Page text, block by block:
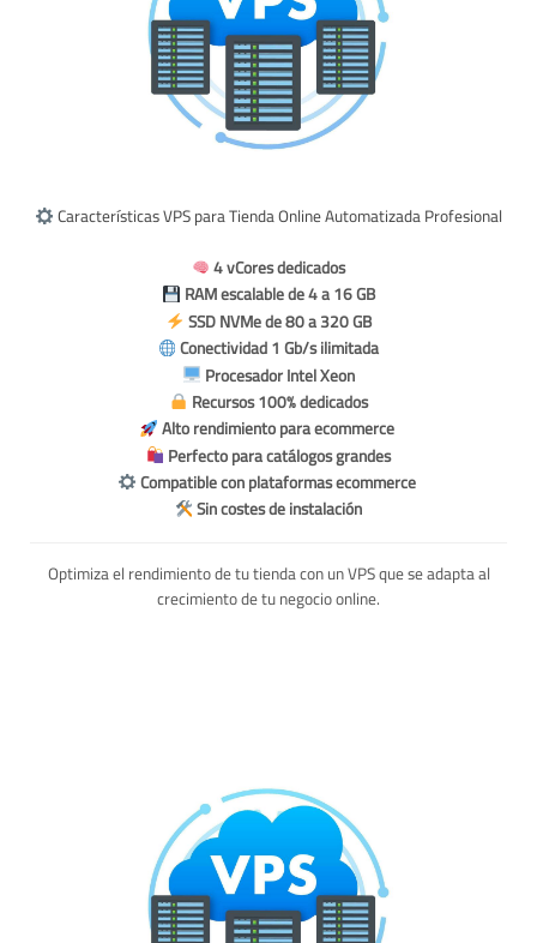
Características VPS para Tienda Online Automatizada Profesional
4 vCores dedicados
RAM escalable de 4 a 16 GB
SSD NVMe de 80 a 320 GB
Conectividad 1 Gb/s ilimitada
Procesador Intel Xeon
Recursos 100% dedicados
Alto rendimiento para ecommerce
Perfecto para catálogos grandes
Compatible con plataformas ecommerce
Sin costes de instalación
Optimiza el rendimiento de tu tienda con un VPS que se adapta al
crecimiento de tu negocio online.